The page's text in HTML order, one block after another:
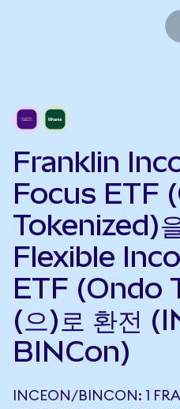
Franklin
Focus ETF
Tokenized)
Flexible
ETF (Ondo
(으)로 환전
BINCon)
INCEON/BINCON: 1